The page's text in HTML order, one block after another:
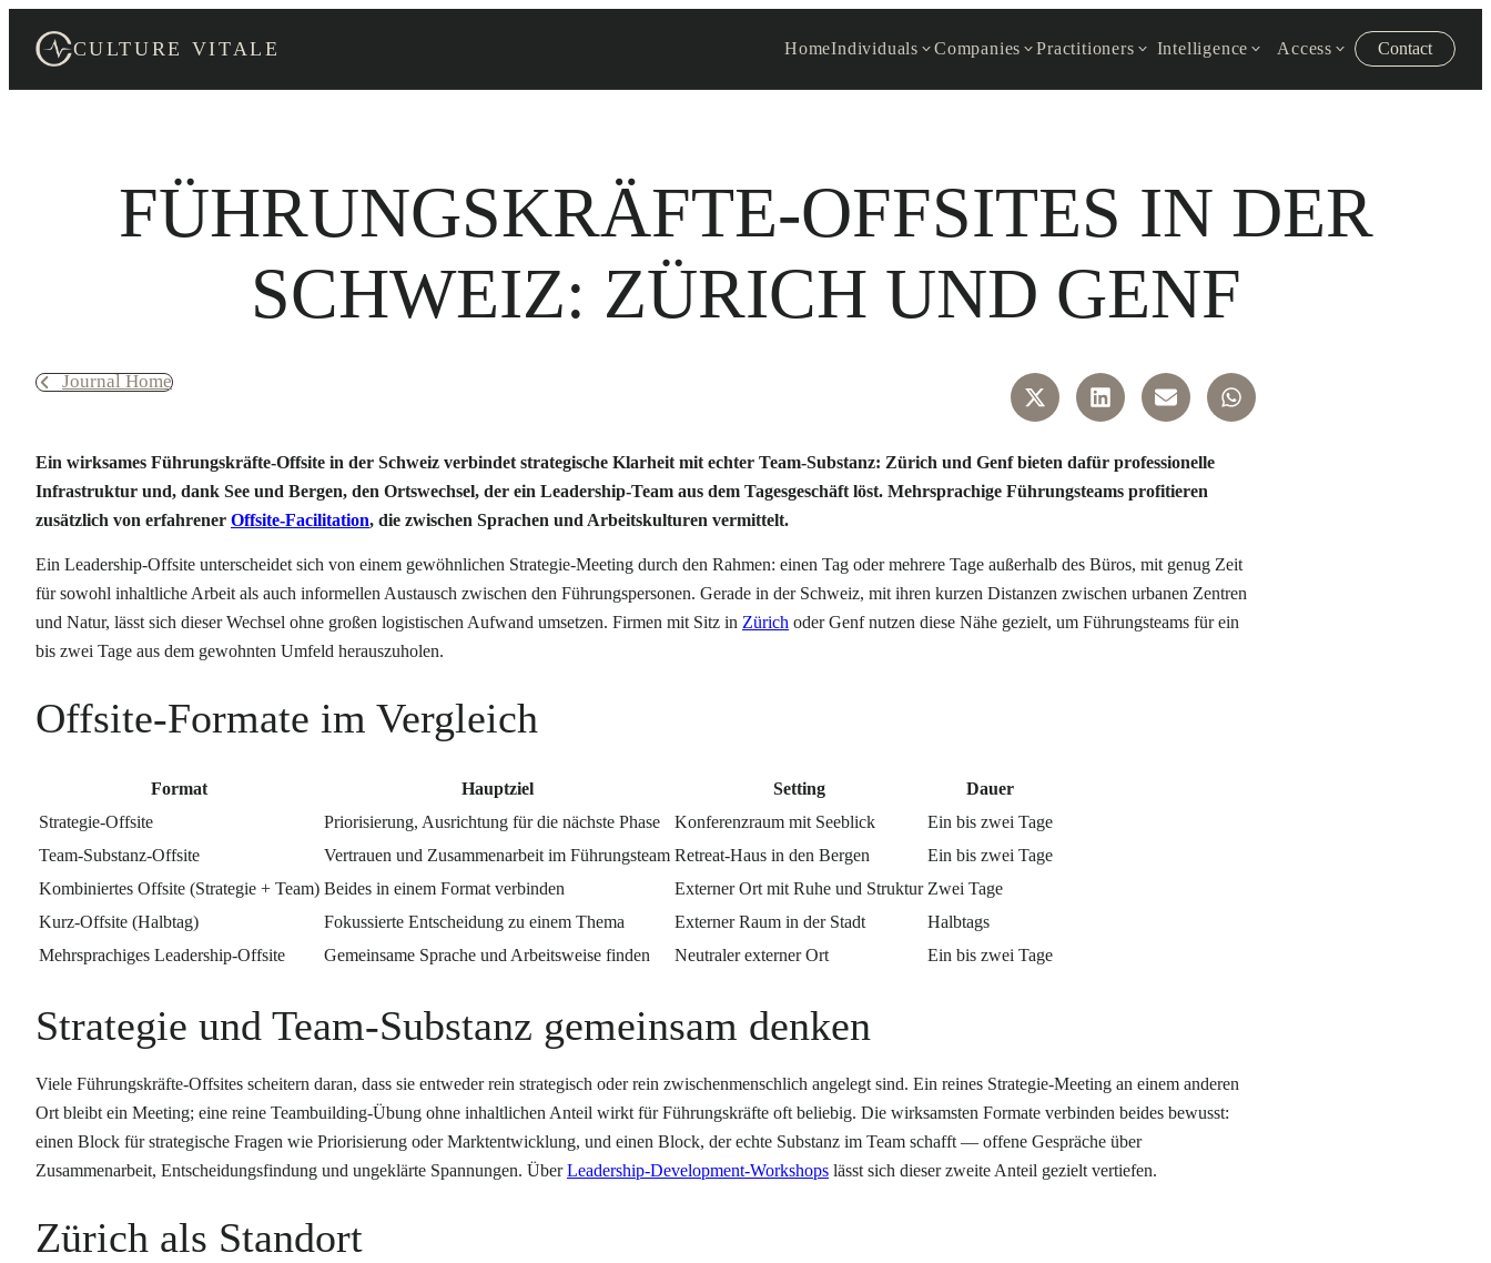
content
CULTURE VITALE HomeIndividuals Companies Practitioners Intelligence Access Contact
FÜHRUNGSKRÄFTE-OFFSITES IN DER
SCHWEIZ: ZÜRICH UND GENF
Journal Home
Ein wirksames Führungskräfte-Offsite in der Schweiz verbindet strategische Klarheit mit echter Team-Substanz: Zürich und Genf bieten dafür professionelle
Infrastruktur und, dank See und Bergen, den Ortswechsel, der ein Leadership-Team aus dem Tagesgeschäft löst. Mehrsprachige Führungsteams profitieren
zusätzlich von erfahrener Offsite-Facilitation, die zwischen Sprachen und Arbeitskulturen vermittelt.
Ein Leadership-Offsite unterscheidet sich von einem gewöhnlichen Strategie-Meeting durch den Rahmen: einen Tag oder mehrere Tage außerhalb des Büros, mit genug Zeit
für sowohl inhaltliche Arbeit als auch informellen Austausch zwischen den Führungspersonen. Gerade in der Schweiz, mit ihren kurzen Distanzen zwischen urbanen Zentren
und Natur, lässt sich dieser Wechsel ohne großen logistischen Aufwand umsetzen. Firmen mit Sitz in Zürich oder Genf nutzen diese Nähe gezielt, um Führungsteams für ein
bis zwei Tage aus dem gewohnten Umfeld herauszuholen.
Offsite-Formate im Vergleich
Format Hauptziel Setting
Dauer
Strategie-Offsite
Priorisierung, Ausrichtung für die nächste Phase Konferenzraum mit Seeblick
Ein bis zwei Tage
Team-Substanz-Offsite
Vertrauen und Zusammenarbeit im Führungsteam Retreat-Haus in den Bergen
Ein bis zwei Tage
Kombiniertes Offsite (Strategie + Team) Beides in einem Format verbinden Externer Ort mit Ruhe und Struktur Zwei Tage
Kurz-Offsite (Halbtag)
Fokussierte Entscheidung zu einem Thema Externer Raum in der Stadt
Halbtags
Mehrsprachiges Leadership-Offsite
Gemeinsame Sprache und Arbeitsweise finden Neutraler externer Ort Ein bis zwei Tage
Strategie und Team-Substanz gemeinsam denken
Viele Führungskräfte-Offsites scheitern daran, dass sie entweder rein strategisch oder rein zwischenmenschlich angelegt sind. Ein reines Strategie-Meeting an einem anderen
Ort bleibt ein Meeting; eine reine Teambuilding-Übung ohne inhaltlichen Anteil wirkt für Führungskräfte oft beliebig. Die wirksamsten Formate verbinden beides bewusst:
einen Block für strategische Fragen wie Priorisierung oder Marktentwicklung, und einen Block, der echte Substanz im Team schafft — offene Gespräche über
Zusammenarbeit, Entscheidungsfindung und ungeklärte Spannungen. ÜberLeadership-Development-Workshops lässt sich dieser zweite Anteil gezielt vertiefen.
Zürich als Standort